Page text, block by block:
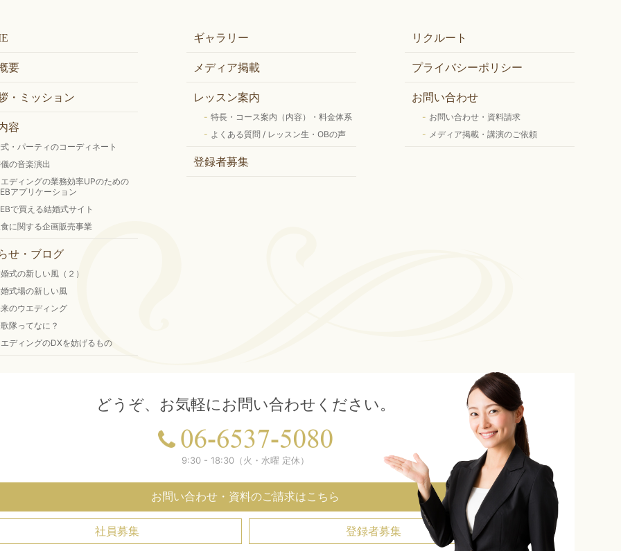
要
・ミッション
容
・パーティのコーディネート
の音楽演出
ディングの業務効率UPのための
アプリケーション
で買える結婚式サイト
に関する企画販売事業
せ・ブログ
式の新しい風（２）
式場の新しい風
のウエディング
隊ってなに？
ディングのDXを妨げるもの
ギャラリー
メディア掲載
レッスン案内
特長・コース案内（内容）・料金体系
よくある質問 / レッスン生・OBの声
登録者募集
リクルート
プライバシーポリシー
お問い合わせ
お問い合わせ・資料請求
メディア掲載・講演のご依頼
どうぞ、お気軽にお問い合わせください。
9:30 - 18:30（火・水曜 定休）
お問い合わせ・資料のご請求はこちら
社員募集 登録者募集